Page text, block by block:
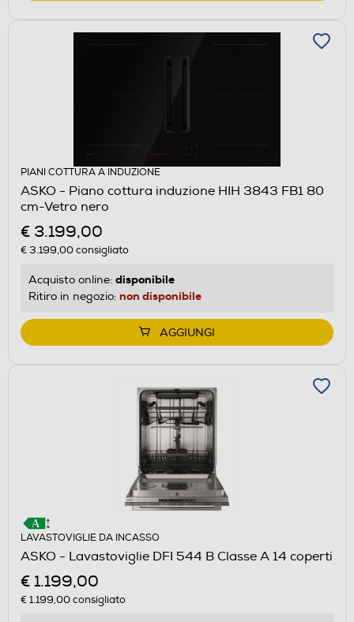
PIANI COTTURA A INDUZIONE
ASKO - Piano cottura induzione HIH 3843 FB1 80
cm-Vetro nero
€ 3.199,00
€ 3.199,00consigliato
Acquisto online: disponibile
Ritiro in negozio: non disponibile
AGGIUNGI
LAVASTOVIGLIE DA INCASSO
ASKO - Lavastoviglie DFI 544 B Classe A 14 coperti
€ 1.199,00
€ 1.199,00consigliato